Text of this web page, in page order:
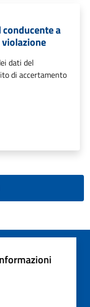
a
dati del
di accertamento